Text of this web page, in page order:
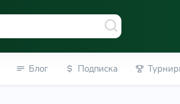
Блог Подписка